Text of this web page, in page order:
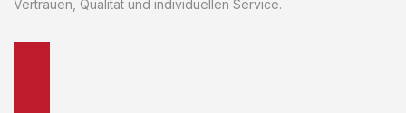
Vertrauen, Qualität und individuellen Service.